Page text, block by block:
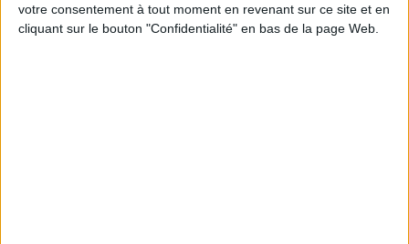
votre consentement à tout moment en revenant sur ce site et en
cliquant sur le bouton "Confidentialité" en bas de la page Web.